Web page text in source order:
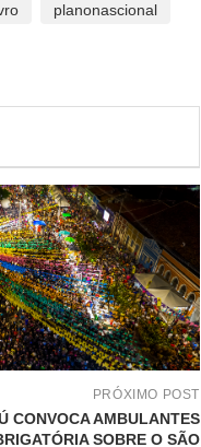
planonascional
PRÓXIMO POST
CONVOCA AMBULANTES
SOBRE O SÃO